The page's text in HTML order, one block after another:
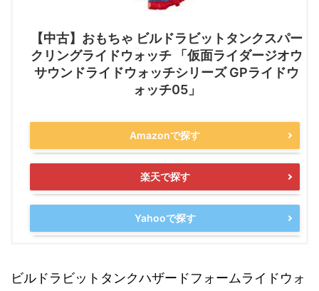
【中古】おもちゃ ビルドラビットタンクスパー
クリングライドウォッチ 「仮面ライダージオウ
サウンドライドウォッチシリーズ GPライドウ
ォッチ05」
Amazonで探す
楽天で探す
Yahooで探す
ビルドラビットタンクハザードフォームライドウォ